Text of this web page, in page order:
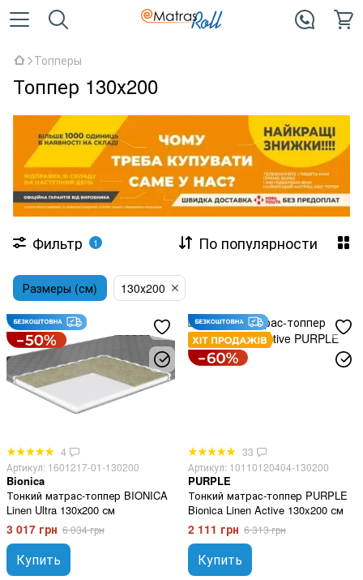
Топперы
Топпер 130х200
Фильтр 1 По популярности
Размеры (см) 130х200
4
Артикул: 1601217-01-130200
Bionica
Тонкий матрас-топпер BIONICA
Linen Ultra 130х200 см
3 017 грн 6 034 грн
Купить
33
Артикул: 10110120404-130200
PURPLE
Тонкий матраc-топпер PURPLE
Bionica Linen Active 130x200 см
2 111 грн 6 313 грн
Купить